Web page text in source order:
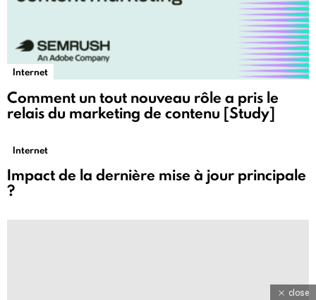
Internet
Comment un tout nouveau rôle a pris le
relais du marketing de contenu [Study]
Internet
Impact de la dernière mise à jour principale
?
close